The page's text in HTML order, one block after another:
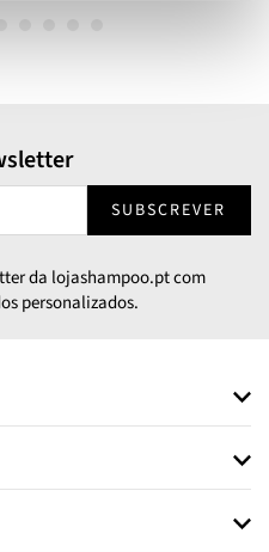
SUBSCREVER
da lojashampoo.pt com
personalizados.